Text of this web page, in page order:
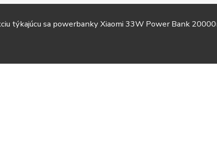
týkajúcu sa powerbanky Xiaomi 33W Power Bank